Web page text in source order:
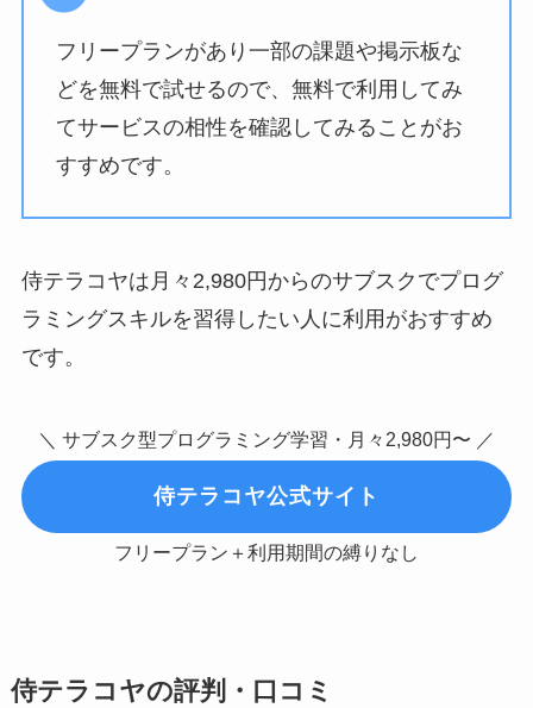
フリープランがあり一部の課題や掲示板な
どを無料で試せるので、無料で利用してみ
てサービスの相性を確認してみることがお
すすめです。
侍テラコヤは月々2,980円からのサブスクでプログ
ラミングスキルを習得したい人に利用がおすすめ
です。
＼ サブスク型プログラミング学習・月々2,980円〜 ／
侍テラコヤ公式サイト
フリープラン＋利用期間の縛りなし
侍テラコヤの評判・口コミ